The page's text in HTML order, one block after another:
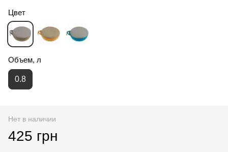
Цвет
Объем, л
0.8
Нет в наличии
425 грн